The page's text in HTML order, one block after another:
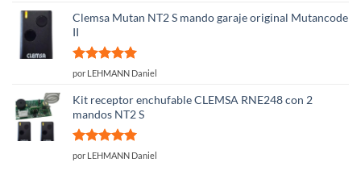
Clemsa Mutan NT2 S mando garaje original Mutancode
II
Valorado
por LEHMANN Daniel
Kit receptor enchufable CLEMSA RNE248 con 2
mandos NT2 S
Valorado
por LEHMANN Daniel